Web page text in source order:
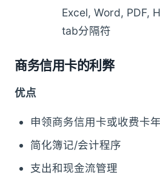
Excel, Word, PDF,
tab分隔符
商务信用卡的利弊
优点
申领商务信用卡或收费卡
简化簿记/会计程序
支出和现金流管理